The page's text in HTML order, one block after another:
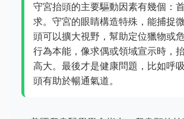
守宮抬頭的主要驅動因素有幾個：
求。守宮的眼睛構造特殊，能捕捉
頭可以擴大視野，幫助定位獵物或
行為本能，像求偶或領域宣示時，
高大。最後才是健康問題，比如呼
頭有助於暢通氣道。